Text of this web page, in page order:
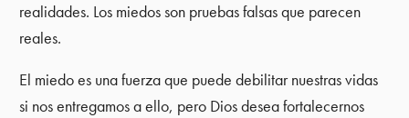
realidades. Los miedos son pruebas falsas que parecen
reales.
El miedo es una fuerza que puede debilitar nuestras vidas
si nos entregamos a ello, pero Dios desea fortalecernos